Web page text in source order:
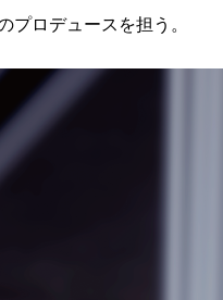
プロデュースを担う。